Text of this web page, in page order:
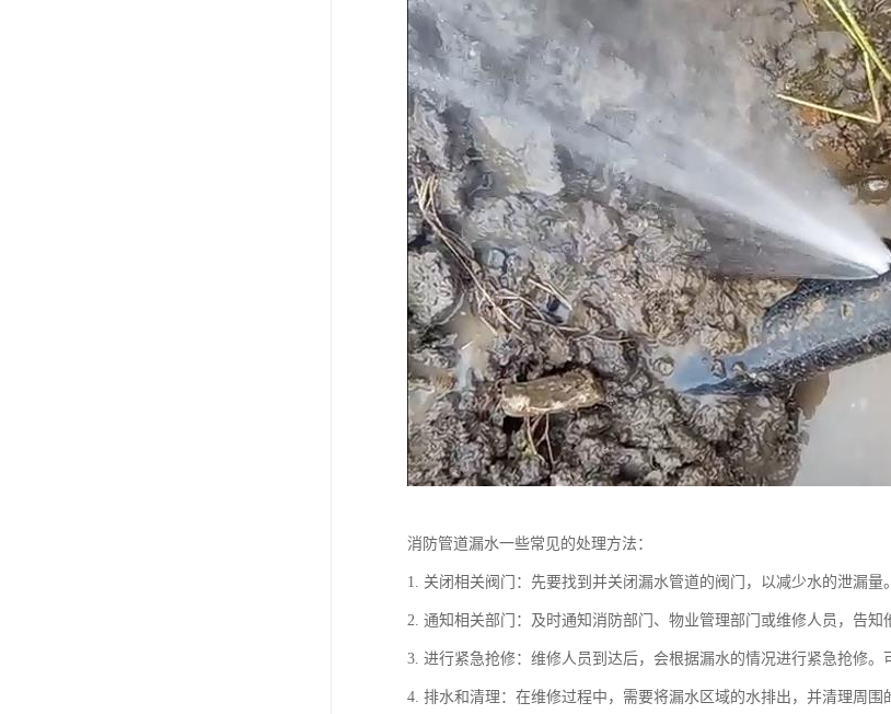
消防管道漏水一些常见的处理方法：
1. 关闭相关阀门：先要找到并关闭漏水管道的阀门，以减少水的泄漏量。
2. 通知相关部门：及时通知消防部门、物业管理部门或维修人员，告知
3. 进行紧急抢修：维修人员到达后，会根据漏水的情况进行紧急抢修
4. 排水和清理：在维修过程中，需要将漏水区域的水排出，并清理周围